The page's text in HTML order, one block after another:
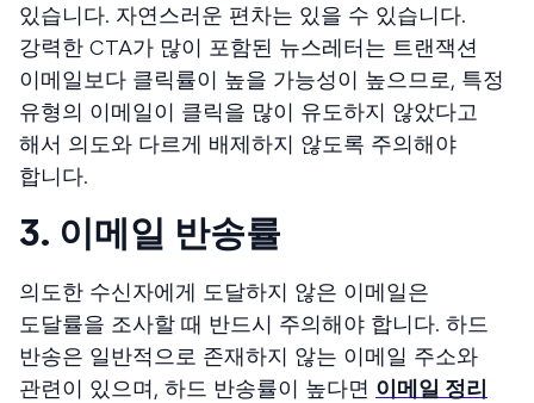
있습니다. 자연스러운 편차는 있을 수 있습니다.
강력한 CTA가 많이 포함된 뉴스레터는 트랜잭션
이메일보다 클릭률이 높을 가능성이 높으므로, 특정
유형의 이메일이 클릭을 많이 유도하지 않았다고
해서 의도와 다르게 배제하지 않도록 주의해야
합니다.
3. 이메일 반송률
의도한 수신자에게 도달하지 않은 이메일은
도달률을 조사할 때 반드시 주의해야 합니다. 하드
반송은 일반적으로 존재하지 않는 이메일 주소와
관련이 있으며, 하드 반송률이 높다면 이메일 정리